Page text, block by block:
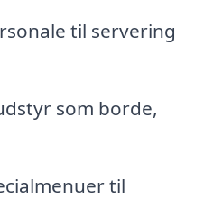
til servering
som borde,
til